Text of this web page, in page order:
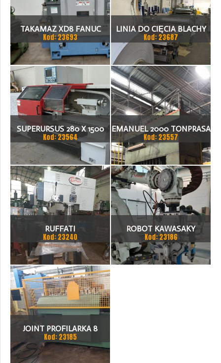
TAKAMAZ XD8 FANUC
21ITA TOKARKA CNC
Kod: 23693
LINIA DO CIĘCIA BLACHY
1.500 X 1,5 (2,5) MM
Kod: 23687
SUPERURSUS 280 X 1500
TOKARKA
Kod: 23564
EMANUEL 2000 TONPRASA
HYDRAULICZNA 3200 X
2000
Kod: 23557
RUFFATI
Kod: 23240
ROBOT KAWASAKY
Kod: 23186
JOINT PROFILARKA 8
STACJI
Kod: 23185